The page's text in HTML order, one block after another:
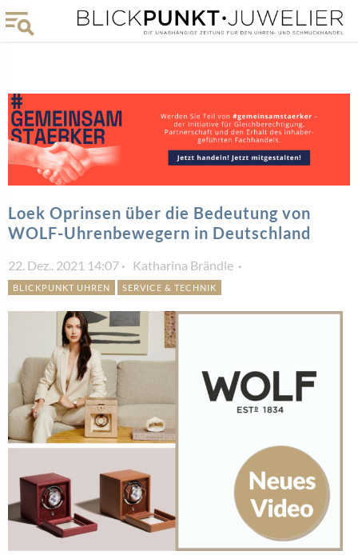
Loek Oprinsen über die Bedeutung von
WOLF-Uhrenbewegern in Deutschland
22. Dez.. 2021 14:07 Katharina Brändle
BLICKPUNKT UHREN SERVICE & TECHNIK